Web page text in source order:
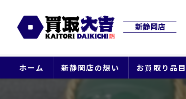
ホーム 新静岡店の想い お買取り品目